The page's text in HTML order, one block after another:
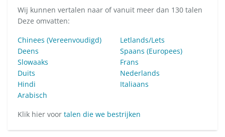
Wij kunnen vertalen naar of vanuit meer dan 130 talen
Deze omvatten:
Chinees (Vereenvoudigd)
Letlands/Lets
Deens
Spaans (Europees)
Slowaaks
Frans
Duits
Nederlands
Hindi
Italiaans
Arabisch
Klik hier voor talen die we bestrijken